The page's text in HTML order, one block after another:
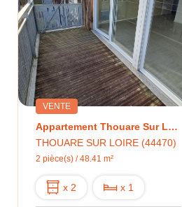
VENTE
Appartement Thouare Sur Loire 2 Pièces 48.41 M2
THOUARE SUR LOIRE (44470)
2 pièce(s) / 48.41 m²
x 2 x 1